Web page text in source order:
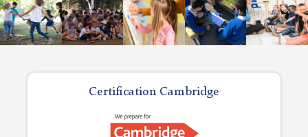
Certification Cambridge